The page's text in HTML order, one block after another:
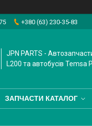
+380 (63) 230-35-83
JPN PARTS -
L200 та автобусiв Temsa
ЗАПЧАСТИ КАТАЛОГ